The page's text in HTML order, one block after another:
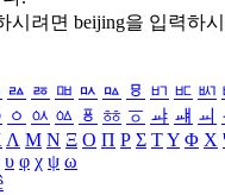
시려면 beijing을 입력하
ㅬ ㅭ ㅮ ㅯ ㅰ ㅱ ㅲ ㅳ ㅴ
ㆁ ㆂ ㆃ ㆄ ㆅ ㆆ ㆇ ㆈ ㆉ
Λ Μ Ν Ξ Ο Π Ρ Σ ΤΥ Φ Χ
υ φ χ ψ ω